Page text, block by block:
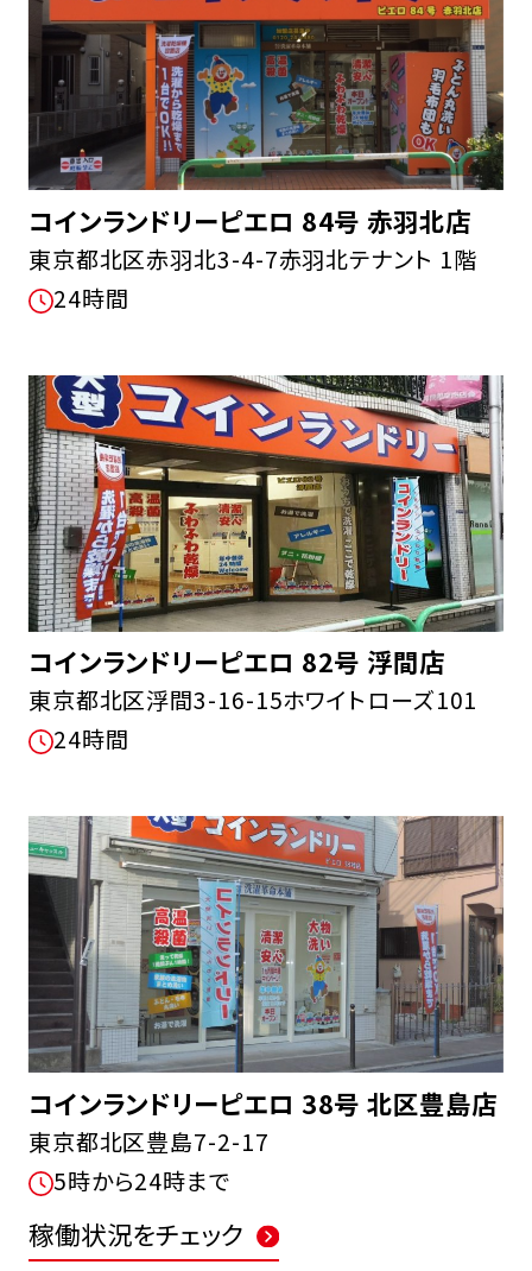
コインランドリーピエロ 84号 赤羽北店
東京都北区赤羽北3-4-7赤羽北テナント 1階
24時間
コインランドリーピエロ 82号 浮間店
東京都北区浮間3-16-15ホワイトローズ101
24時間
コインランドリーピエロ 38号 北区豊島店
東京都北区豊島7-2-17
5時から24時まで
稼働状況をチェック